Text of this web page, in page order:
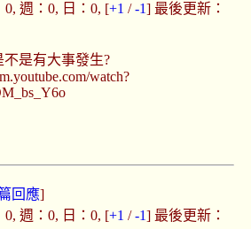
週：0, 日：0, [+1 /-1] 最後更新：
不是有大事發生?
watch?
回應]
週：0, 日：0, [+1 /-1] 最後更新：